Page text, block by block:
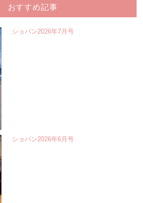
おすすめ記事
ショパン2026年7月号
ショパン2026年6月号